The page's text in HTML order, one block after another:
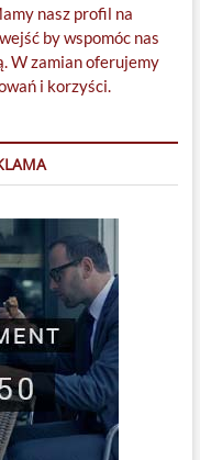
nasz profil na
by wspomóc nas
W zamian oferujemy
i korzyści.